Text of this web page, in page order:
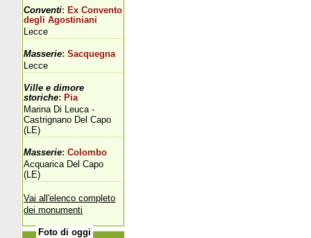
Conventi: Ex Convento
degli Agostiniani
Lecce
Masserie: Sacquegna
Lecce
Ville e dimore
storiche: Pia
Marina Di Leuca -
Castrignano Del Capo
(LE)
Masserie: Colombo
Acquarica Del Capo
(LE)
Vai all'elenco completo
dei monumenti
Foto di oggi